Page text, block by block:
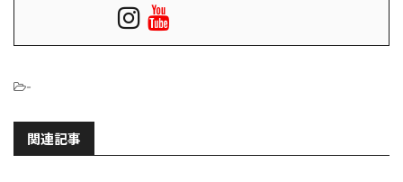
-
関連記事